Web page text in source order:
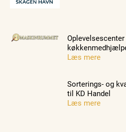
Læs mere
Sorterings- og
til KD Handel
Læs mere